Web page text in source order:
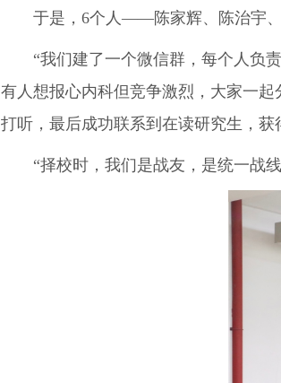
于是，6个人——陈家辉、陈治宇
“我们建了一个微信群，每个人负
有人想报心内科但竞争激烈，大家一
打听，最后成功联系到在读研究生，获
“择校时，我们是战友，是统一战